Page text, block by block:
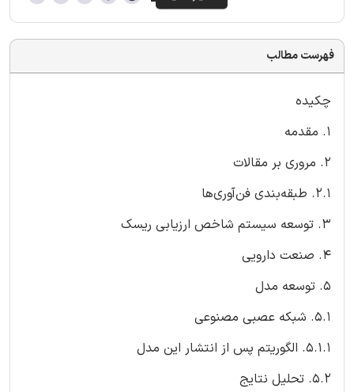
فهرست مطالب
چکیده
1. مقدمه
2. مروری بر مقالات
2.1. طبقه‌بندی فن‌آوری‌ها
3. توسعه سیستم شاخص ارزیابی ریسک
4. صنعت دارویی
5. توسعه مدل
5.1. شبکه عصبی مصنوعی
5.1.1. الگوریتم پس از انتشار این مدل
5.2. تحلیل نتایج